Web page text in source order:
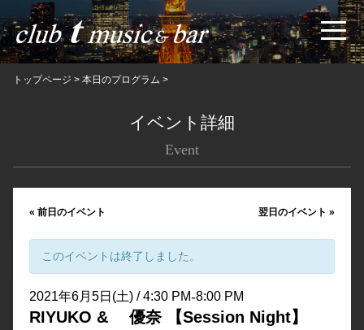
トップページ > 本日のプログラム >
イベント詳細
Event
« 前日のイベント 翌日のイベント»
このイベントは終了しました。
2021年6月5日(土) / 4:30 PM-8:00 PM
RIYUKO & 優奈 【Session Night】